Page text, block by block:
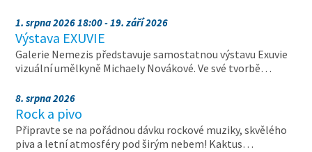
1. srpna 2026 18:00 - 19. září 2026
Výstava EXUVIE
Galerie Nemezis představuje samostatnou výstavu Exuvie
vizuální umělkyně Michaely Novákové. Ve své tvorbě…
8. srpna 2026
Rock a pivo
Připravte se na pořádnou dávku rockové muziky, skvělého
piva a letní atmosféry pod širým nebem! Kaktus…